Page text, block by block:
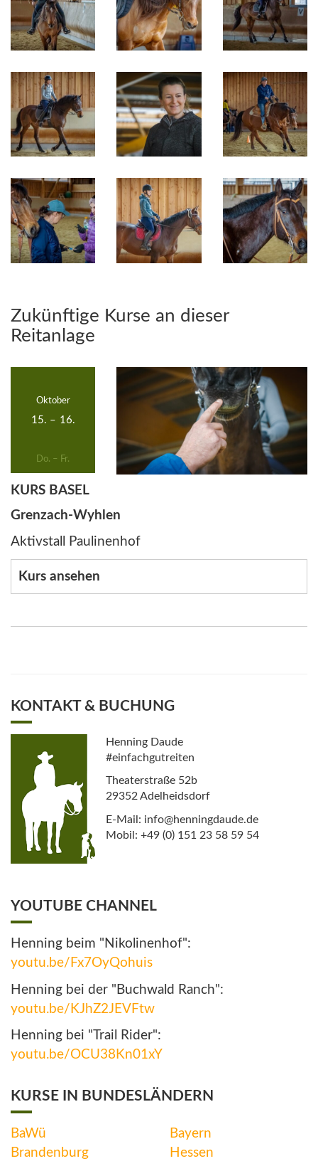
Zukünftige Kurse an dieser
Reitanlage
15. – 16.
Oktober
Do. – Fr.
KURS BASEL
Grenzach-Wyhlen
Aktivstall Paulinenhof
Kurs ansehen
KONTAKT & BUCHUNG
Henning Daude
#einfachgutreiten
Theaterstraße 52b
29352 Adelheidsdorf
E-Mail: info@henningdaude.de
Mobil: +49 (0) 151 23 58 59 54
YOUTUBE CHANNEL
Henning beim "Nikolinenhof":
youtu.be/Fx7OyQohuis
Henning bei der "Buchwald Ranch":
youtu.be/KJhZ2JEVFtw
Henning bei "Trail Rider":
youtu.be/OCU38Kn01xY
KURSE IN BUNDESLÄNDERN
BaWü
Bayern
Brandenburg
Hessen